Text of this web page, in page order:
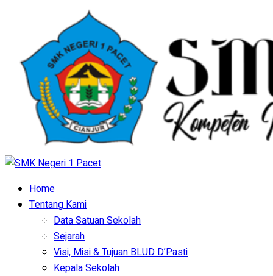
Home
Tentang Kami
Data Satuan Sekolah
Sejarah
Visi, Misi & Tujuan BLUD D’Pasti
Kepala Sekolah